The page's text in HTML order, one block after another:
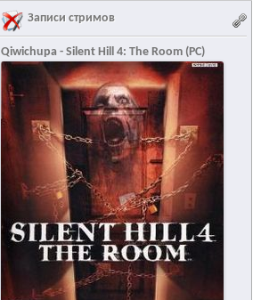
Записи стримов
Qiwichupa - Silent Hill 4: The Room (PC)